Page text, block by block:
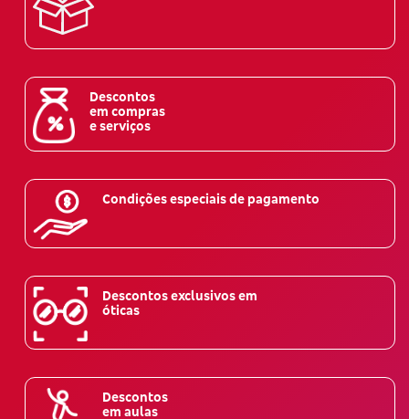
Descontos
em compras
e serviços
Condições especiais de pagamento
Descontos exclusivos em
óticas
Descontos
em aulas